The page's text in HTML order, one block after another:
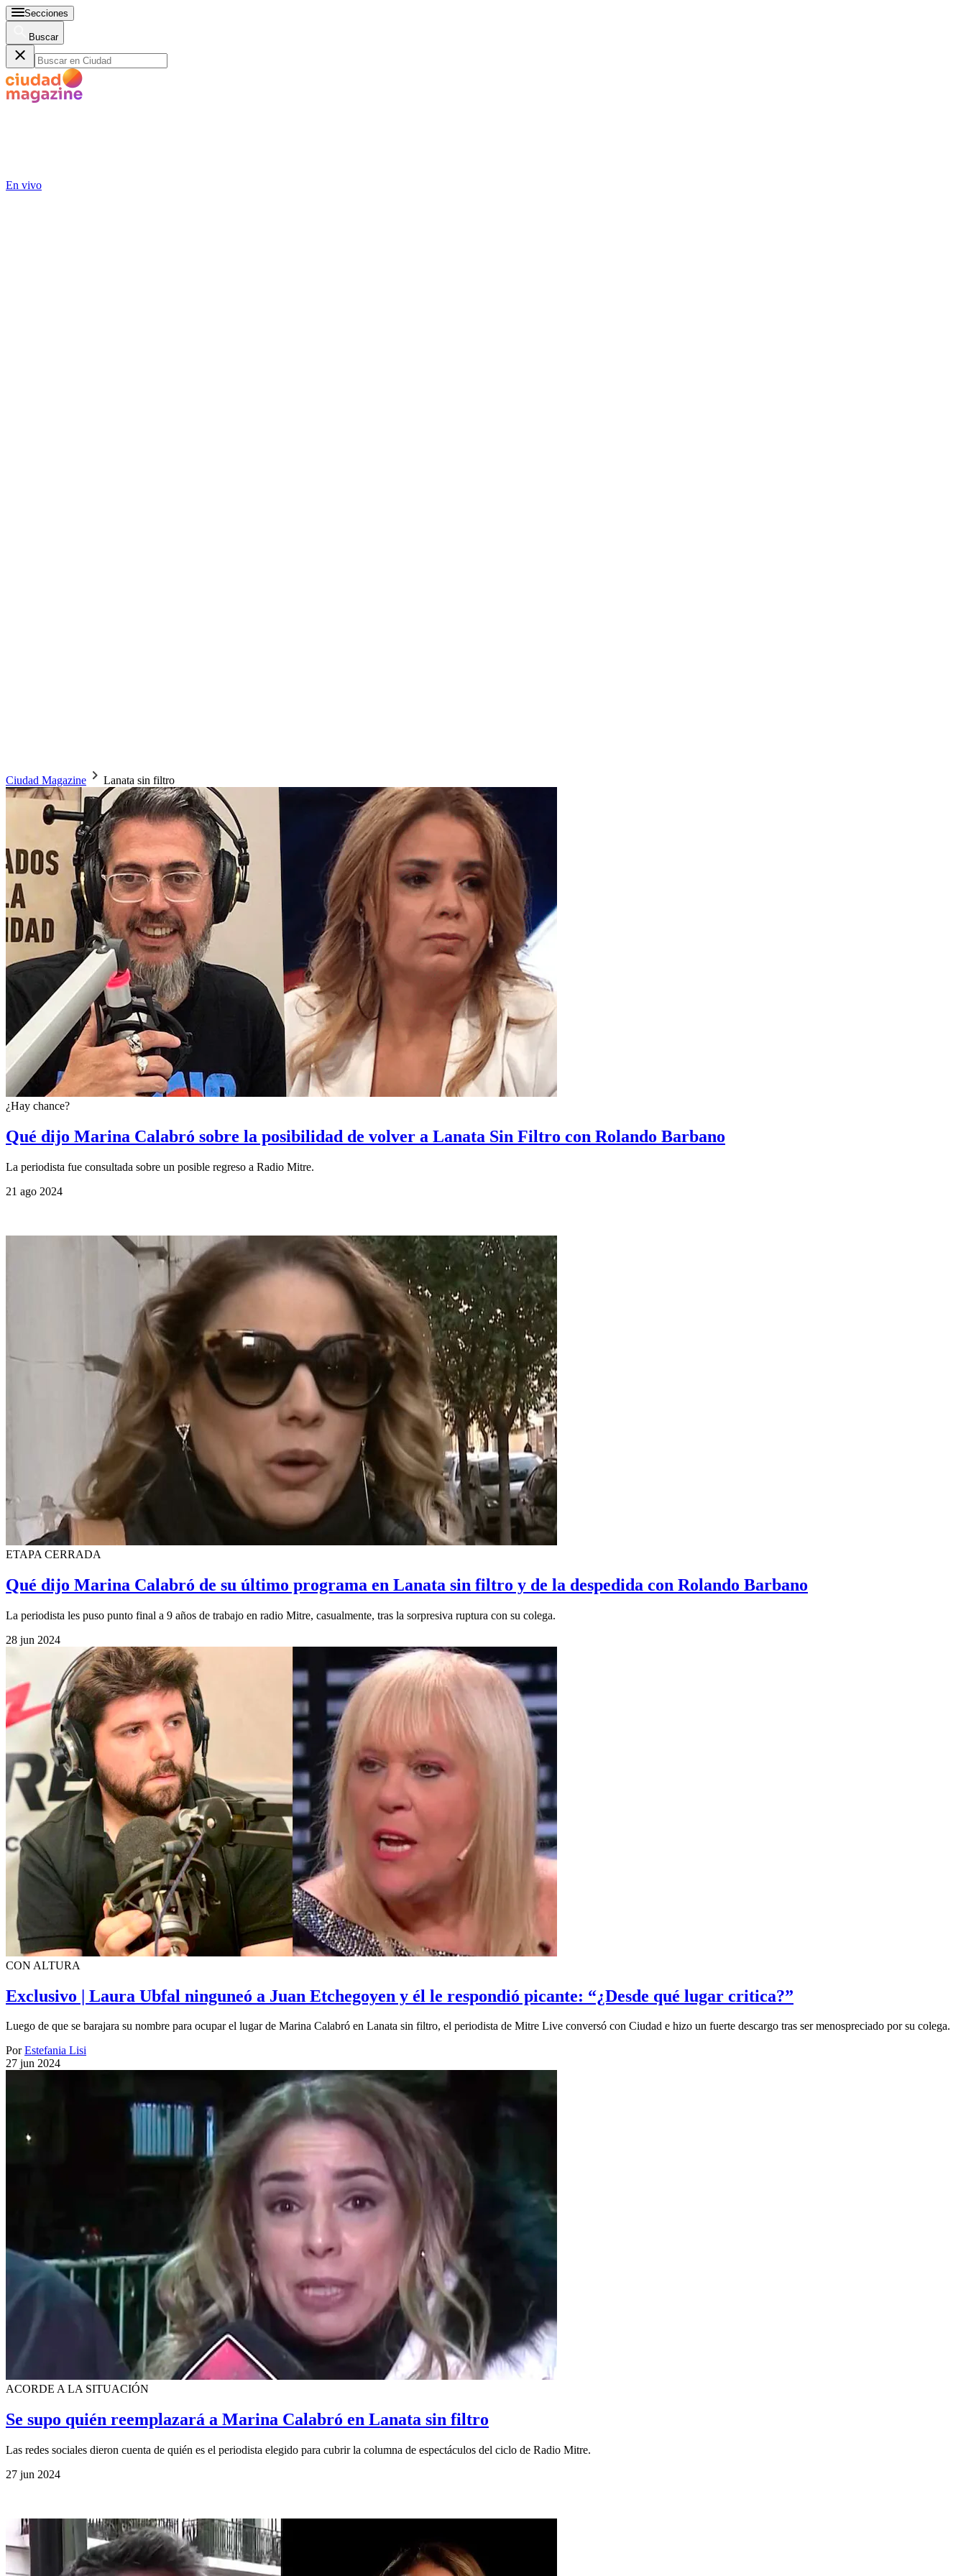
Secciones
Buscar
En vivo
Ciudad Magazine Lanata sin filtro
¿Hay chance?
Qué dijo Marina Calabró sobre la posibilidad de volver a Lanata Sin Filtro con Rolando Barbano
La periodista fue consultada sobre un posible regreso a Radio Mitre.
21 ago 2024
ETAPA CERRADA
Qué dijo Marina Calabró de su último programa en Lanata sin filtro y de la despedida con Rolando Barbano
La periodista les puso punto final a 9 años de trabajo en radio Mitre, casualmente, tras la sorpresiva ruptura con su colega.
28 jun 2024
CON ALTURA
Exclusivo | Laura Ubfal ninguneó a Juan Etchegoyen y él le respondió picante: “¿Desde qué lugar critica?”
Luego de que se barajara su nombre para ocupar el lugar de Marina Calabró en Lanata sin filtro, el periodista de Mitre Live conversó con Ciudad e hizo un fuerte descargo tras ser menospreciado por su colega.
PorEstefania Lisi
27 jun 2024
ACORDE A LA SITUACIÓN
Se supo quién reemplazará a Marina Calabró en Lanata sin filtro
Las redes sociales dieron cuenta de quién es el periodista elegido para cubrir la columna de espectáculos del ciclo de Radio Mitre.
27 jun 2024